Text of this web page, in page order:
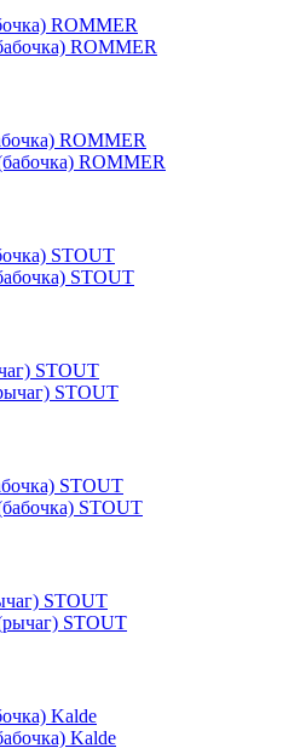
ROMMER
ROMMER
STOUT
STOUT
STOUT
STOUT
Kalde